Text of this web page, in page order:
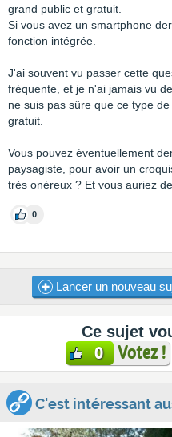
grand public et gratuit.
Si vous avez un smartphone
fonction intégrée.
J'ai souvent vu passer cette
fréquente, et je n'ai jamais vu
ne suis pas sûre que ce type
gratuit.
Vous pouvez éventuellement
paysagiste, pour avoir un
très onéreux ? Et vous auriez
0
Lancer un nouveau
Ce sujet
0 Votez !
C'est intéressant